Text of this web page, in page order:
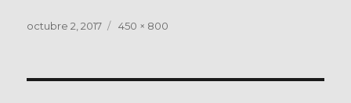
Publicado
octubre 2, 2017
Tamaño
450 × 800